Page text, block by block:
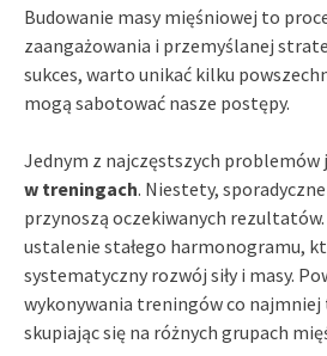
Budowanie masy mięśniowej to
zaangażowania i przemyślanej
sukces, warto unikać kilku
mogą sabotować nasze postępy.
Jednym z najczęstszych problemów
w treningach. Niestety,
przynoszą oczekiwanych
ustalenie stałego harmonogramu,
systematyczny rozwój siły i masy.
wykonywania treningów co
skupiając się na różnych grupach